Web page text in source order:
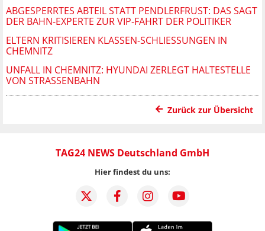
ABGESPERRTES ABTEIL STATT PENDLERFRUST: DAS SAGT
DER BAHN-EXPERTE ZUR VIP-FAHRT DER POLITIKER
ELTERN KRITISIEREN KLASSEN-SCHLIESSUNGEN IN C
HEMNITZ
UNFALL IN CHEMNITZ: HYUNDAI ZERLEGT HALTESTELLE
VON STRASSENBAHN
Zurück zur Übersicht
TAG24 NEWS Deutschland GmbH
Hier findest du uns: